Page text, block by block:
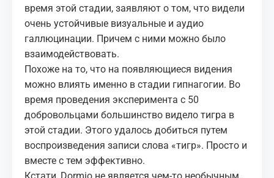
время этой стадии, заявляют о том, что видели
очень устойчивые визуальные и аудио
галлюцинации. Причем с ними можно было
взаимодействовать.
Похоже на то, что на появляющиеся видения
можно влиять именно в стадии гипнагогии. Во
время проведения эксперимента с 50
добровольцами большинство видело тигра в
этой стадии. Этого удалось добиться путем
воспроизведения записи слова «тигр». Просто и
вместе с тем эффективно.